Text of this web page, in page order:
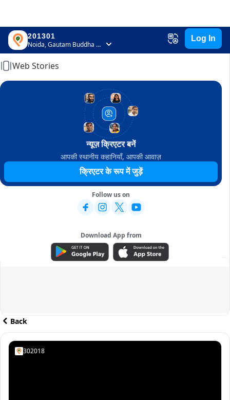
201301
Noida, Gautam Buddha Nagar, Uttar Pradesh
Log In
Home
Web Stories
न्यूज़ क्रिएटर बनें
आपकी स्थानीय कहानियाँ, आपकी आवाज़
क्रिएटर के रूप में जुड़ें
Follow us on
Download App from
ADVERTISEMENT
Back
302018